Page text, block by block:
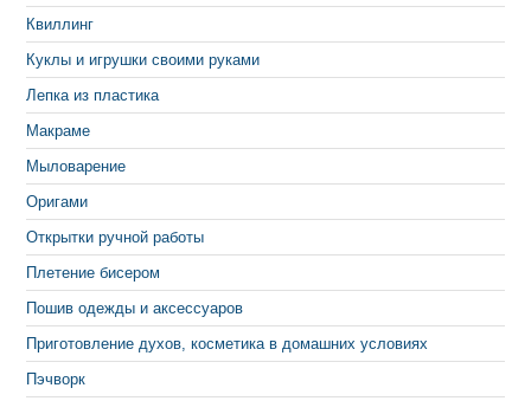
Квиллинг
Куклы и игрушки своими руками
Лепка из пластика
Макраме
Мыловарение
Оригами
Открытки ручной работы
Плетение бисером
Пошив одежды и аксессуаров
Приготовление духов, косметика в домашних условиях
Пэчворк